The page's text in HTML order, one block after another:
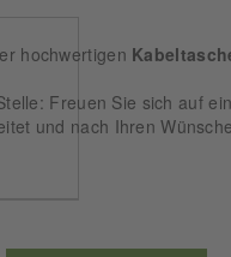
hochwertigen
Freuen Sie sich auf
und nach Ihren